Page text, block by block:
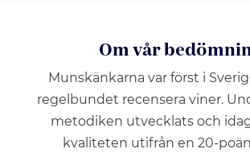
Om vår
Munskänkarna var först i
regelbundet recensera viner.
metodiken utvecklats och
kvaliteten utifrån en 20-